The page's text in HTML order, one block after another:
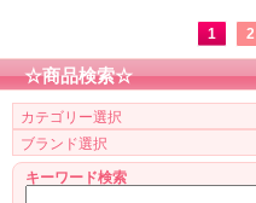
1 2
☆商品検索☆
キーワード検索